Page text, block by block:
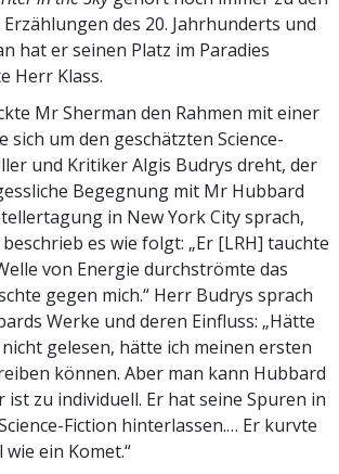
des 20. Jahrhunderts und
hat er seinen Platz im Paradies
Herr Klass.
Mr Sherman den Rahmen mit einer
sich um den geschätzten Science-
und Kritiker Algis Budrys dreht, der
Begegnung mit Mr Hubbard
in New York City sprach,
es wie folgt: „Er [LRH] tauchte
von Energie durchströmte das
gegen mich.“ Herr Budrys sprach
Werke und deren Einfluss: „Hätte
gelesen, hätte ich meinen ersten
können. Aber man kann Hubbard
ist zu individuell. Er hat seine Spuren in
Fiction hinterlassen.… Er kurvte
ein Komet.“